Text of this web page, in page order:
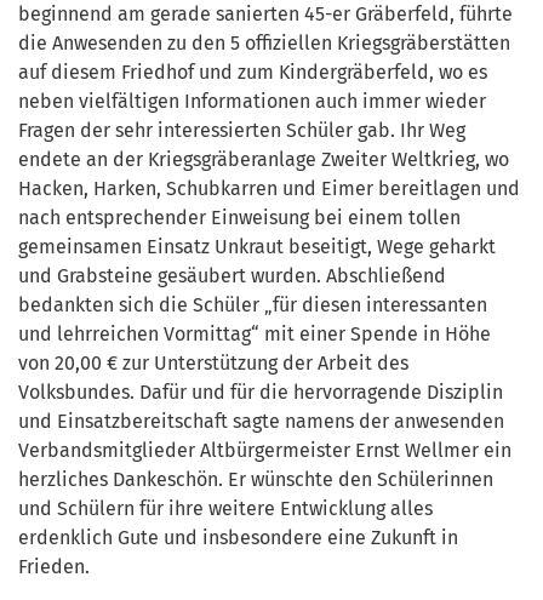
beginnend am gerade sanierten 45-er Gräberfeld, führte
die Anwesenden zu den 5 offiziellen Kriegsgräberstätten
auf diesem Friedhof und zum Kindergräberfeld, wo es
neben vielfältigen Informationen auch immer wieder
Fragen der sehr interessierten Schüler gab. Ihr Weg
endete an der Kriegsgräberanlage Zweiter Weltkrieg, wo
Hacken, Harken, Schubkarren und Eimer bereitlagen und
nach entsprechender Einweisung bei einem tollen
gemeinsamen Einsatz Unkraut beseitigt, Wege geharkt
und Grabsteine gesäubert wurden. Abschließend
bedankten sich die Schüler „für diesen interessanten
und lehrreichen Vormittag“ mit einer Spende in Höhe
von 20,00 € zur Unterstützung der Arbeit des
Volksbundes. Dafür und für die hervorragende Disziplin
und Einsatzbereitschaft sagte namens der anwesenden
Verbandsmitglieder Altbürgermeister Ernst Wellmer ein
herzliches Dankeschön. Er wünschte den Schülerinnen
und Schülern für ihre weitere Entwicklung alles
erdenklich Gute und insbesondere eine Zukunft in
Frieden.